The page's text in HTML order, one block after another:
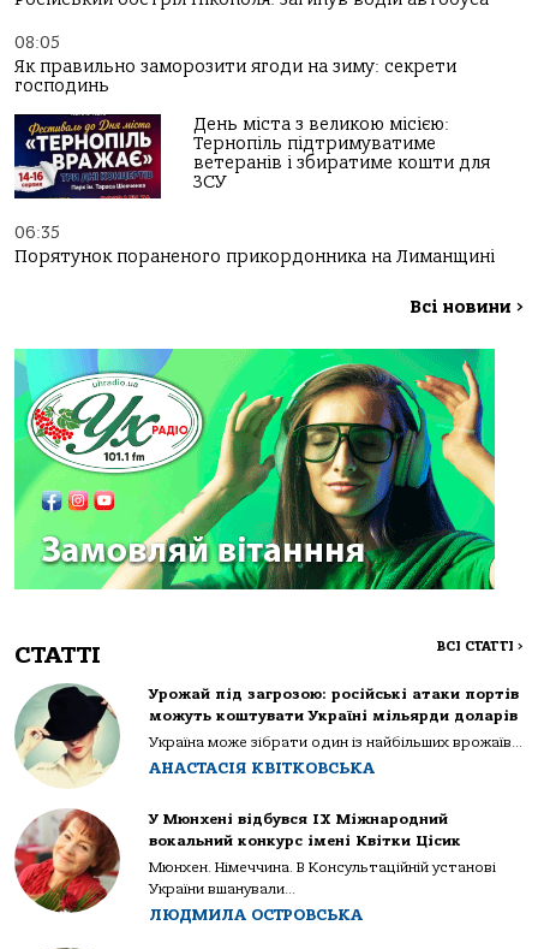
08:05
Як правильно заморозити ягоди на зиму: секрети
господинь
День міста з великою місією:
Тернопіль підтримуватиме
ветеранів і збиратиме кошти для
ЗСУ
06:35
Порятунок пораненого прикордонника на Лиманщині
Всі новини >
СТАТТІ ВСІ СТАТТІ >
Урожай під загрозою: російські атаки портів
можуть коштувати Україні мільярди доларів
Україна може зібрати один із найбільших врожаїв...
АНАСТАСІЯ КВІТКОВСЬКА
У Мюнхені відбувся IX Міжнародний
вокальний конкурс імені Квітки Цісик
Мюнхен. Німеччина. В Консультаційній установі
України вшанували...
ЛЮДМИЛА ОСТРОВСЬКА